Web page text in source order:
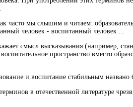
мы слышим и читаем:
человек - воспитанный человек ...
смысл высказывания (например,
пространство вместо
и воспитание стабильным названо
в отечественной литературе